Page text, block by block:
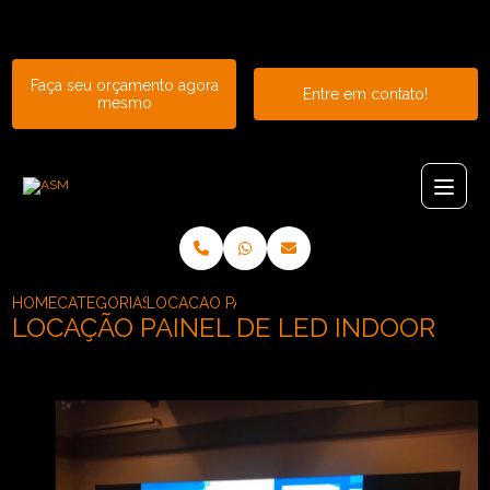
Faça seu orçamento agora
mesmo
Entre em contato!
HOMECATEGORIAS LOCACAO PAINEL DE LED INDOOR
LOCAÇÃO PAINEL DE LED INDOOR